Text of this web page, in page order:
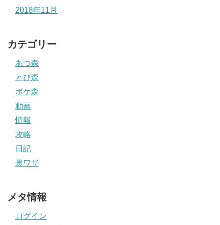
2018年11月
カテゴリー
あつ森
とび森
ポケ森
動画
情報
攻略
日記
裏ワザ
メタ情報
ログイン